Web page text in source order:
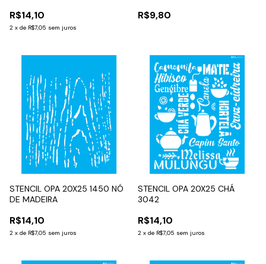
R$14,10
2 x de R$7,05 sem juros
R$9,80
STENCIL OPA 20X25 1450 NÓ
DE MADEIRA
R$14,10
2 x de R$7,05 sem juros
STENCIL OPA 20X25 CHÁ
3042
R$14,10
2 x de R$7,05 sem juros